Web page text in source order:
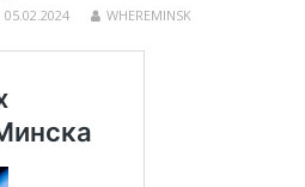
05.02.2024 WHEREMINSK